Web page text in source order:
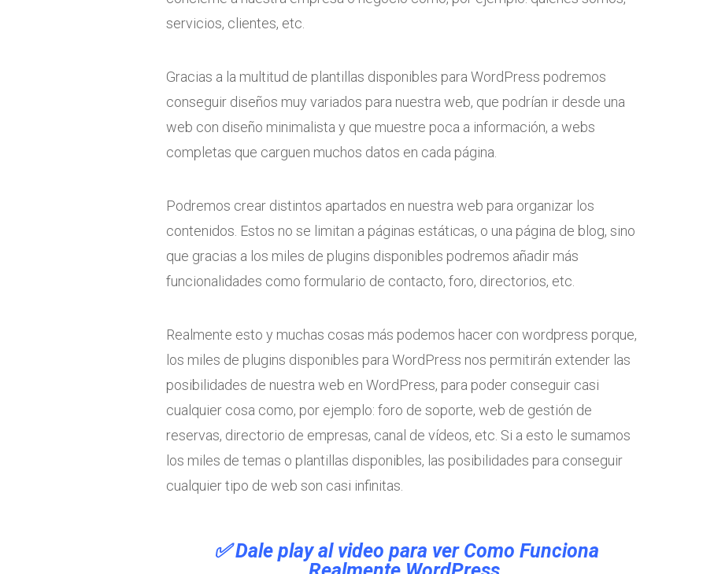
servicios, clientes, etc.
Gracias a la multitud de plantillas disponibles para WordPress podremos
conseguir diseños muy variados para nuestra web, que podrían ir desde una
web con diseño minimalista y que muestre poca a información, a webs
completas que carguen muchos datos en cada página.
Podremos crear distintos apartados en nuestra web para organizar los
contenidos. Estos no se limitan a páginas estáticas, o una página de blog, sino
que gracias a los miles de plugins disponibles podremos añadir más
funcionalidades como formulario de contacto, foro, directorios, etc.
Realmente esto y muchas cosas más podemos hacer con wordpress porque,
los miles de plugins disponibles para WordPress nos permitirán extender las
posibilidades de nuestra web en WordPress, para poder conseguir casi
cualquier cosa como, por ejemplo: foro de soporte, web de gestión de
reservas, directorio de empresas, canal de vídeos, etc. Si a esto le sumamos
los miles de temas o plantillas disponibles, las posibilidades para conseguir
cualquier tipo de web son casi infinitas.
✅ Dale play al video para ver Como Funciona